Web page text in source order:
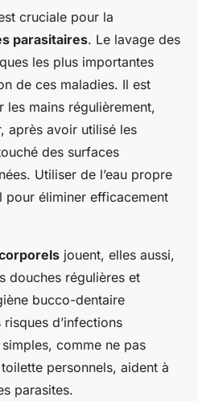
cruciale pour la
parasitaires. Le lavage des
les plus importantes
de ces maladies. Il est
les mains régulièrement,
après avoir utilisé les
des surfaces
Utiliser de l’eau propre
pour éliminer efficacement
jouent, elles aussi,
douches régulières et
bucco-dentaire
d’infections
comme ne pas
personnels, aident à
parasites.